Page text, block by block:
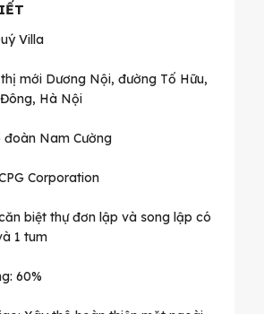
Villa
mới Dương Nội, đường Tố Hữu,
Hà Nội
đoàn Nam Cường
Corporation
biệt thự đơn lập và song lập có
1 tum
60%